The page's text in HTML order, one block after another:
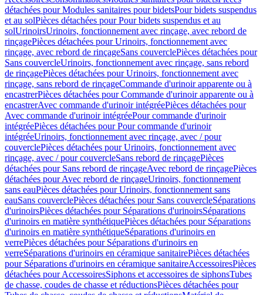
détachées pour Modules sanitaires pour bidetsPour bidets suspendus
et au solPièces détachées pour Pour bidets suspendus et au
solUrinoirsUrinoirs, fonctionnement avec rinçage, avec rebord de
rinçagePièces détachées pour Urinoirs, fonctionnement avec
rinçage, avec rebord de rinçageSans couverclePièces détachées pour
Sans couvercleUrinoirs, fonctionnement avec rinçage, sans rebord
de rinçagePièces détachées pour Urinoirs, fonctionnement avec
rinçage, sans rebord de rinçageCommande d'urinoir apparente ou à
encastrerPièces détachées pour Commande d'urinoir apparente ou à
encastrerAvec commande d'urinoir intégréePièces détachées pour
Avec commande d'urinoir intégréePour commande d'urinoir
intégréePièces détachées pour Pour commande d'urinoir
intégréeUrinoirs, fonctionnement avec rinçage, avec / pour
couverclePièces détachées pour Urinoirs, fonctionnement avec
rinçage, avec / pour couvercleSans rebord de rinçagePièces
détachées pour Sans rebord de rinçageAvec rebord de rinçagePièces
détachées pour Avec rebord de rinçageUrinoirs, fonctionnement
sans eauPièces détachées pour Urinoirs, fonctionnement sans
eauSans couverclePièces détachées pour Sans couvercleSéparations
d'urinoirsPièces détachées pour Séparations d'urinoirsSéparations
d'urinoirs en matière synthétiquePièces détachées pour Séparations
d'urinoirs en matière synthétiqueSéparations d'urinoirs en
verrePièces détachées pour Séparations d'urinoirs en
verreSéparations d'urinoirs en céramique sanitairePièces détachées
pour Séparations d'urinoirs en céramique sanitaireAccessoiresPièces
détachées pour AccessoiresSiphons et accessoires de siphonsTubes
de chasse, coudes de chasse et réductionsPièces détachées pour